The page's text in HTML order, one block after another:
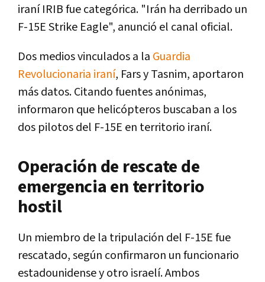
iraní IRIB fue categórica. "Irán ha derribado un
F-15E Strike Eagle", anunció el canal oficial.
Dos medios vinculados a la Guardia
Revolucionaria iraní, Fars y Tasnim, aportaron
más datos. Citando fuentes anónimas,
informaron que helicópteros buscaban a los
dos pilotos del F-15E en territorio iraní.
Operación de rescate de
emergencia en territorio
hostil
Un miembro de la tripulación del F-15E fue
rescatado, según confirmaron un funcionario
estadounidense y otro israelí. Ambos